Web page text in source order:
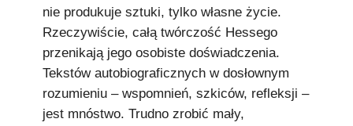
nie produkuje sztuki, tylko własne życie.
Rzeczywiście, całą twórczość Hessego
przenikają jego osobiste doświadczenia.
Tekstów autobiograficznych w dosłownym
rozumieniu – wspomnień, szkiców, refleksji –
jest mnóstwo. Trudno zrobić mały,